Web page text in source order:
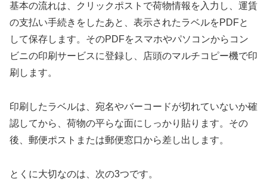
基本の流れは、クリックポストで荷物情報を入力し、運賃
の支払い手続きをしたあと、表示されたラベルをPDFと
して保存します。そのPDFをスマホやパソコンからコン
ビニの印刷サービスに登録し、店頭のマルチコピー機で印
刷します。
印刷したラベルは、宛名やバーコードが切れていないか確
認してから、荷物の平らな面にしっかり貼ります。その
後、郵便ポストまたは郵便窓口から差し出します。
とくに大切なのは、次の3つです。